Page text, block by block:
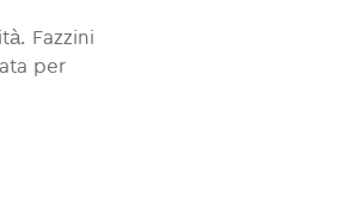
Fazzini
per